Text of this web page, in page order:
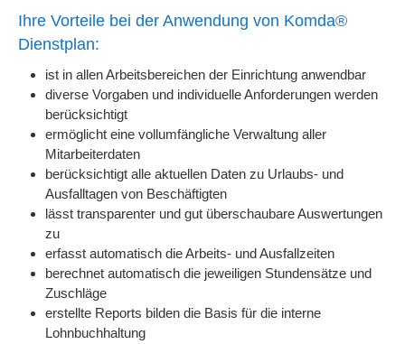
Ihre Vorteile bei der Anwendung von Komda®
Dienstplan:
ist in allen Arbeitsbereichen der Einrichtung anwendbar
diverse Vorgaben und individuelle Anforderungen werden
berücksichtigt
ermöglicht eine vollumfängliche Verwaltung aller
Mitarbeiterdaten
berücksichtigt alle aktuellen Daten zu Urlaubs- und
Ausfalltagen von Beschäftigten
lässt transparenter und gut überschaubare Auswertungen
zu
erfasst automatisch die Arbeits- und Ausfallzeiten
berechnet automatisch die jeweiligen Stundensätze und
Zuschläge
erstellte Reports bilden die Basis für die interne
Lohnbuchhaltung